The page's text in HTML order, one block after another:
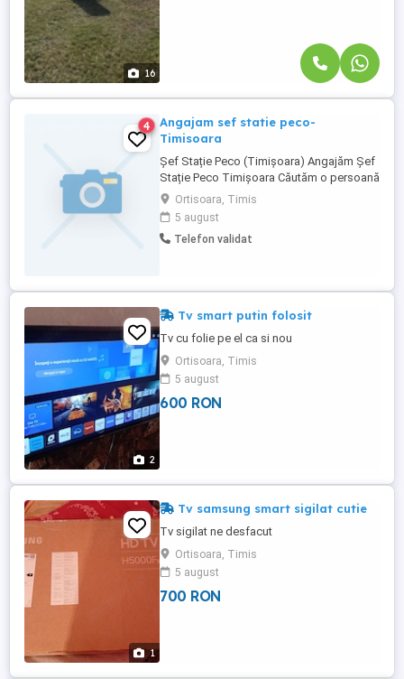
16
4
Angajam sef statie peco-
Timisoara
Șef Stație Peco (Timișoara) Angajăm Șef
Stație Peco Timișoara Căutăm o persoană
responsabilă și organizată pentru
ocuparea postului de Șef stație distribuție
carburanți, care să coordoneze activitatea
zilnică a stației și echipa de lucru.
Ortisoara, Timis
5 august
Telefon validat
2
Tv smart putin folosit
Tv cu folie pe el ca si nou
Ortisoara, Timis
5 august
600 RON
1
Tv samsung smart sigilat cutie
Tv sigilat ne desfacut
Ortisoara, Timis
5 august
700 RON